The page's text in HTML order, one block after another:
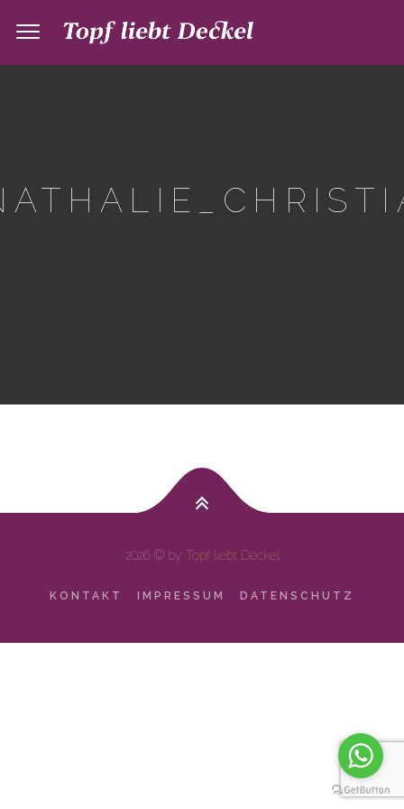
2026 © by Topf liebt Deckel
KONTAKT IMPRESSUM DATENSCHUTZ